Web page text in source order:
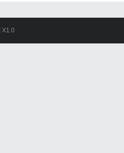
X1.0